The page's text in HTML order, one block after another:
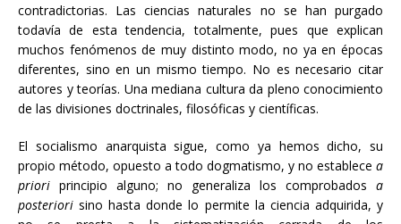
contradictorias. Las ciencias naturales no se han purgado
todavía de esta tendencia, totalmente, pues que explican
muchos fenómenos de muy distinto modo, no ya en épocas
diferentes, sino en un mismo tiempo. No es necesario citar
autores y teorías. Una mediana cultura da pleno conocimiento
de las divisiones doctrinales, filosóficas y científicas.
El socialismo anarquista sigue, como ya hemos dicho, su
propio método, opuesto a todo dogmatismo, y no establece a
priori principio alguno; no generaliza los comprobados a
posteriori sino hasta donde lo permite la ciencia adquirida, y